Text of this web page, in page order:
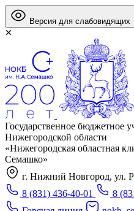
Версия для слабовидящих
Государственное бюджетное
Нижегородской области
«Нижегородская областная
Семашко»
г. Нижний Новгород, ул.
8 (831) 436-40-01
8